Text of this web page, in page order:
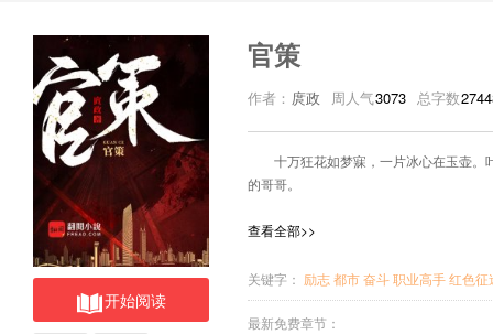
开始阅读
官策
作者： 庹政 周人气3073 总字数
十万狂花如梦寐，一片冰心在玉壶
的哥哥。
查看全部>>
关键字： 励志都市奋斗职业高手红色征
最新免费章节：